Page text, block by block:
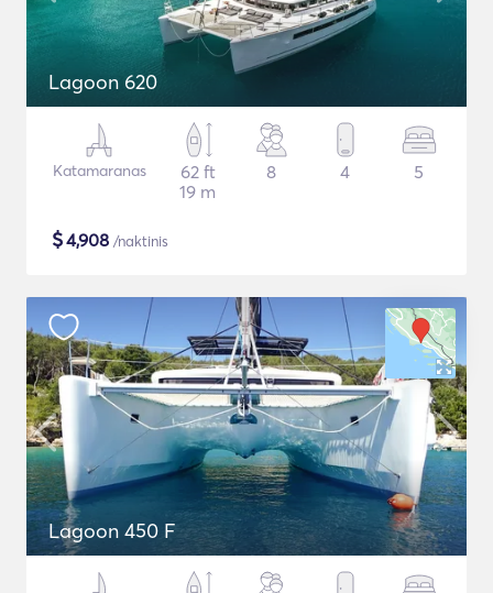
Lagoon 620
Katamaranas
62 ft
19 m
8 4 5
$4,908 /naktinis
Lagoon 450 F